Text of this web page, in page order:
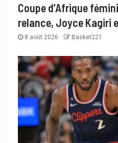
Coupe d’Afrique
relance, Joyce Kagiri
8 août 2026 Basket221